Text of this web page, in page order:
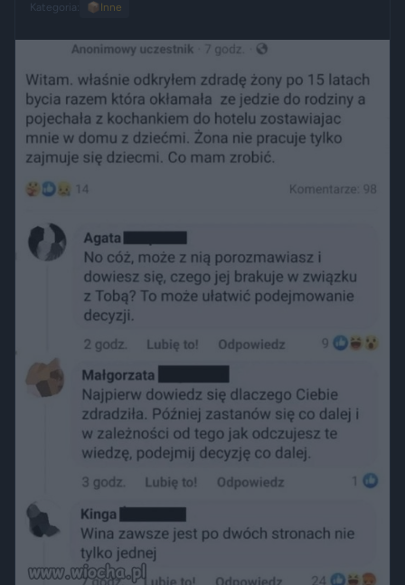
Kategoria: 📦 Inne